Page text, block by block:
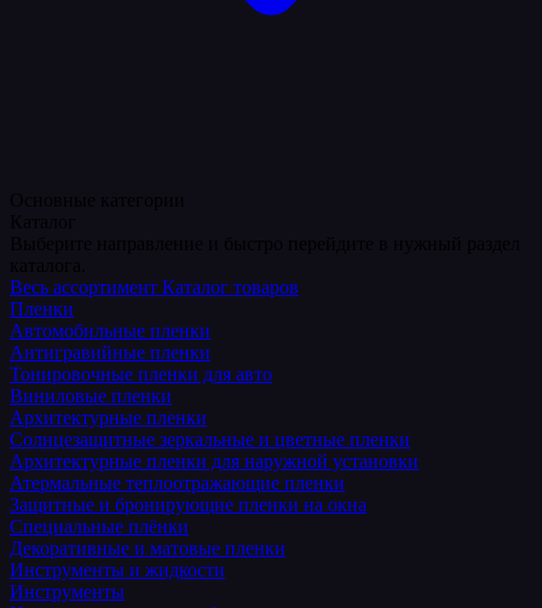
Весь ассортимент Каталог товаров
Пленки
Автомобильные пленки
Антигравийные пленки
Тонировочные пленки для авто
Виниловые пленки
Архитектурные пленки
Солнцезащитные зеркальные и цветные пленки
Архитектурные пленки для наружной установки
Атермальные теплоотражающие пленки
Защитные и бронирующие пленки на окна
Специальные плёнки
Декоративные и матовые пленки
Инструменты и жидкости
Инструменты